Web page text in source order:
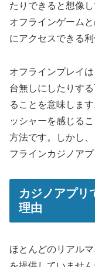
たりできると想像
オフラインゲーム
にアクセスできる利
オフラインプレイ
台無しにしたりす
ることを意味しま
ッシャーを感じる
方法です。しかし
フラインカジノア
カジノアプリ
理由
ほとんどのリアル